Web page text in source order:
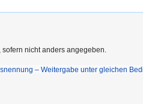
, sofern nicht anders angegeben.